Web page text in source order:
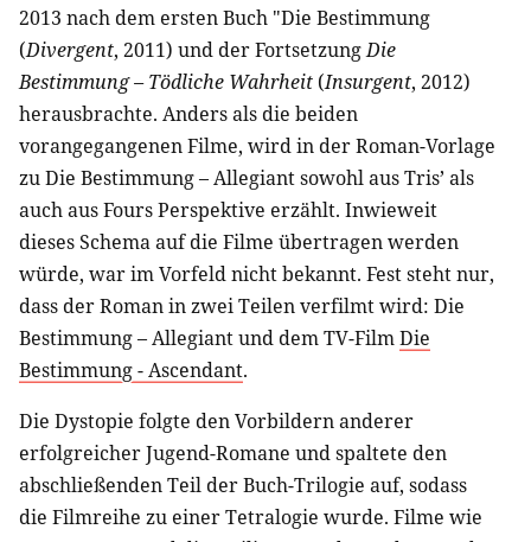
2013 nach dem ersten Buch "Die Bestimmung
(Divergent, 2011) und der FortsetzungDie
Bestimmung – Tödliche Wahrheit (Insurgent, 2012)
herausbrachte. Anders als die beiden
vorangegangenen Filme, wird in der Roman-Vorlage
zu Die Bestimmung – Allegiant sowohl aus Tris’ als
auch aus Fours Perspektive erzählt. Inwieweit
dieses Schema auf die Filme übertragen werden
würde, war im Vorfeld nicht bekannt. Fest steht nur,
dass der Roman in zwei Teilen verfilmt wird: Die
Bestimmung – Allegiant und dem TV-FilmDie
Bestimmung - Ascendant.
Die Dystopie folgte den Vorbildern anderer
erfolgreicher Jugend-Romane und spaltete den
abschließenden Teil der Buch-Trilogie auf, sodass
die Filmreihe zu einer Tetralogie wurde. Filme wie